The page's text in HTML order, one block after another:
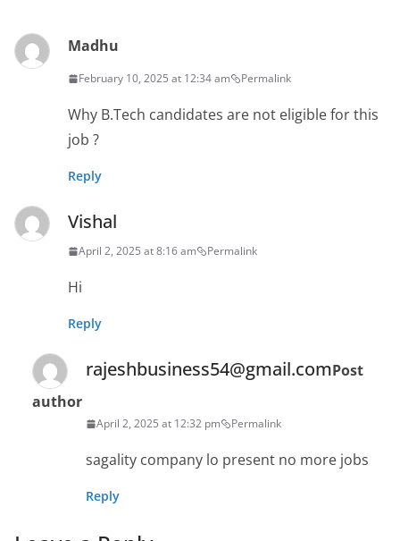
Madhu
February 10, 2025 at 12:34 am Permalink
Why B.Tech candidates are not eligible for this
job ?
Reply
Vishal
April 2, 2025 at 8:16 am Permalink
Hi
Reply
rajeshbusiness54@gmail.comPost
author
April 2, 2025 at 12:32 pm Permalink
sagality company lo present no more jobs
Reply